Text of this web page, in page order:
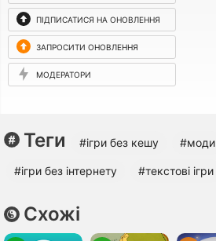
ПІДПИСАТИСЯ НА ОНОВЛЕННЯ
ЗАПРОСИТИ ОНОВЛЕННЯ
МОДЕРАТОРИ
Теги #ігри без кешу #моди
#ігри без інтернету #текстові ігри
Схожі